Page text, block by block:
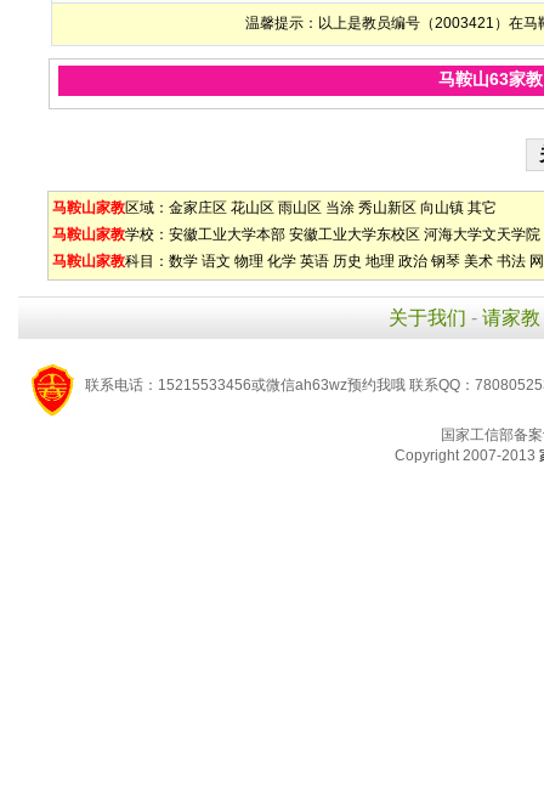
温馨提示：以上是教员编号（2003421）在
马鞍山63家
马鞍山家教区域： 金家庄区 花山区 雨山区 当涂 秀山新区 向山镇 其它
马鞍山家教学校： 安徽工业大学本部 安徽工业大学东校区 河海大学文天学院
马鞍山家教科目： 数学 语文 物理 化学 英语 历史 地理 政治 钢琴 美术 书法
关于我们 - 请家教
联系电话：15215533456或微信ah63wz预约我哦 联系QQ：
国家工信部备
Copyright 2007-2013